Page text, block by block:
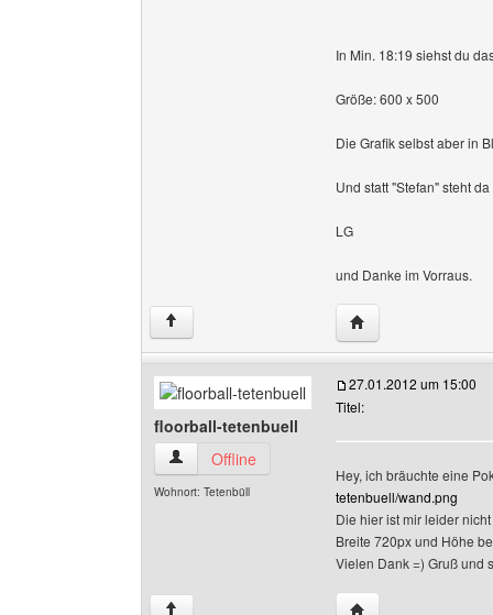
In Min. 18:19 siehst du
Größe: 600 x 500
Die Grafik selbst aber in
Und statt "Stefan" steht
LG
und Danke im Vorraus.
↑ Website dieses
floorball-tetenbuell
floorball-tetenbuell Benutzer-Profile anzeigen
Offline
Wohnort: Tetenbüll
27.01.2012 um 15:00
Titel:
Hey, ich bräuchte eine
tetenbuell/wand.png
Die hier ist mir leider
Breite 720px und Höhe
Vielen Dank =) Gruß und
↑ Website dieses